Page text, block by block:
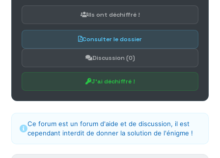
Ils ont déchiffré !
Consulter le dossier
Discussion (0)
J'ai déchiffré !
Ce forum est un forum d'aide et de discussion, il est
cependant interdit de donner la solution de l'énigme !